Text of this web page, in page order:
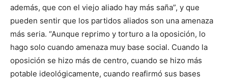
además, que con el viejo aliado hay más saña”, y que
pueden sentir que los partidos aliados son una amenaza
más seria. “Aunque reprimo y torturo a la oposición, lo
hago solo cuando amenaza muy base social. Cuando la
oposición se hizo más de centro, cuando se hizo más
potable ideológicamente, cuando reafirmó sus bases